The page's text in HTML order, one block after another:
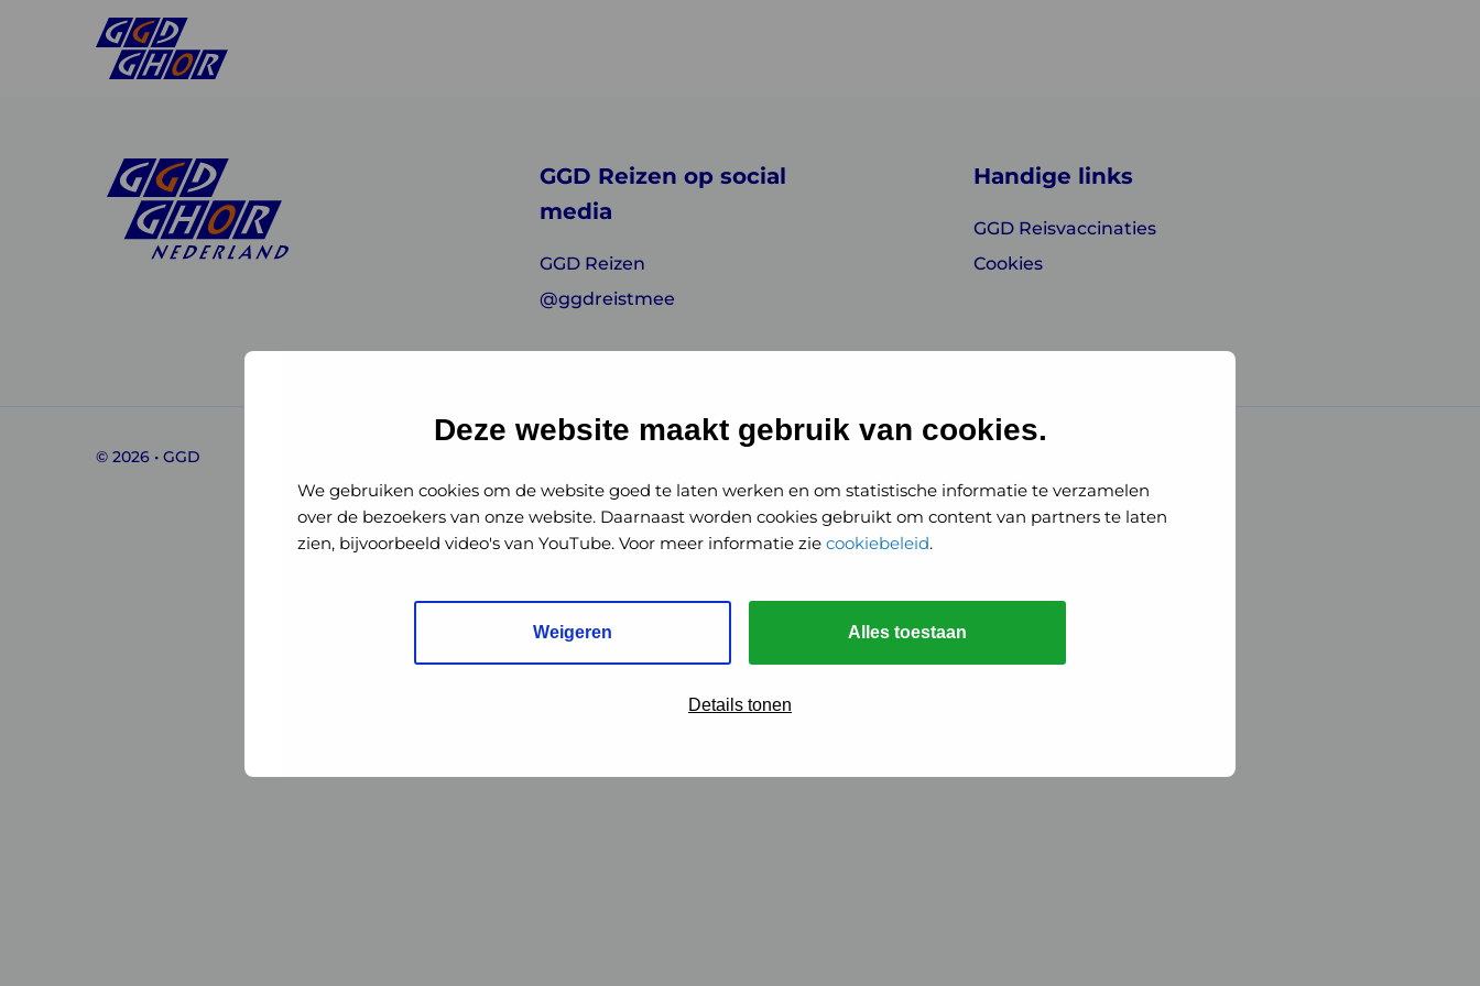
Deze website maakt gebruik van cookies.
We gebruiken cookies om de website goed te laten werken en om statistische informatie te verzamelen
over de bezoekers van onze website. Daarnaast worden cookies gebruikt om content van partners te laten
zien, bijvoorbeeld video's van YouTube. Voor meer informatie zie cookiebeleid.
Weigeren Alles toestaan
Details tonen
GHORGHOR
Nederland
GGD Reizen op social
media
GGD Reizen
@ggdreistmee
Handige links
GGD Reisvaccinaties
Cookies
© 2026 • GGD